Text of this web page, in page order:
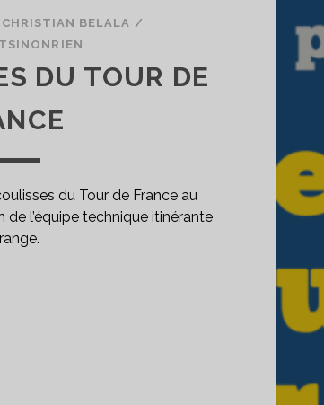
CHRISTIAN BELALA /
DU TOUR DE
du Tour de France au
l’équipe technique itinérante